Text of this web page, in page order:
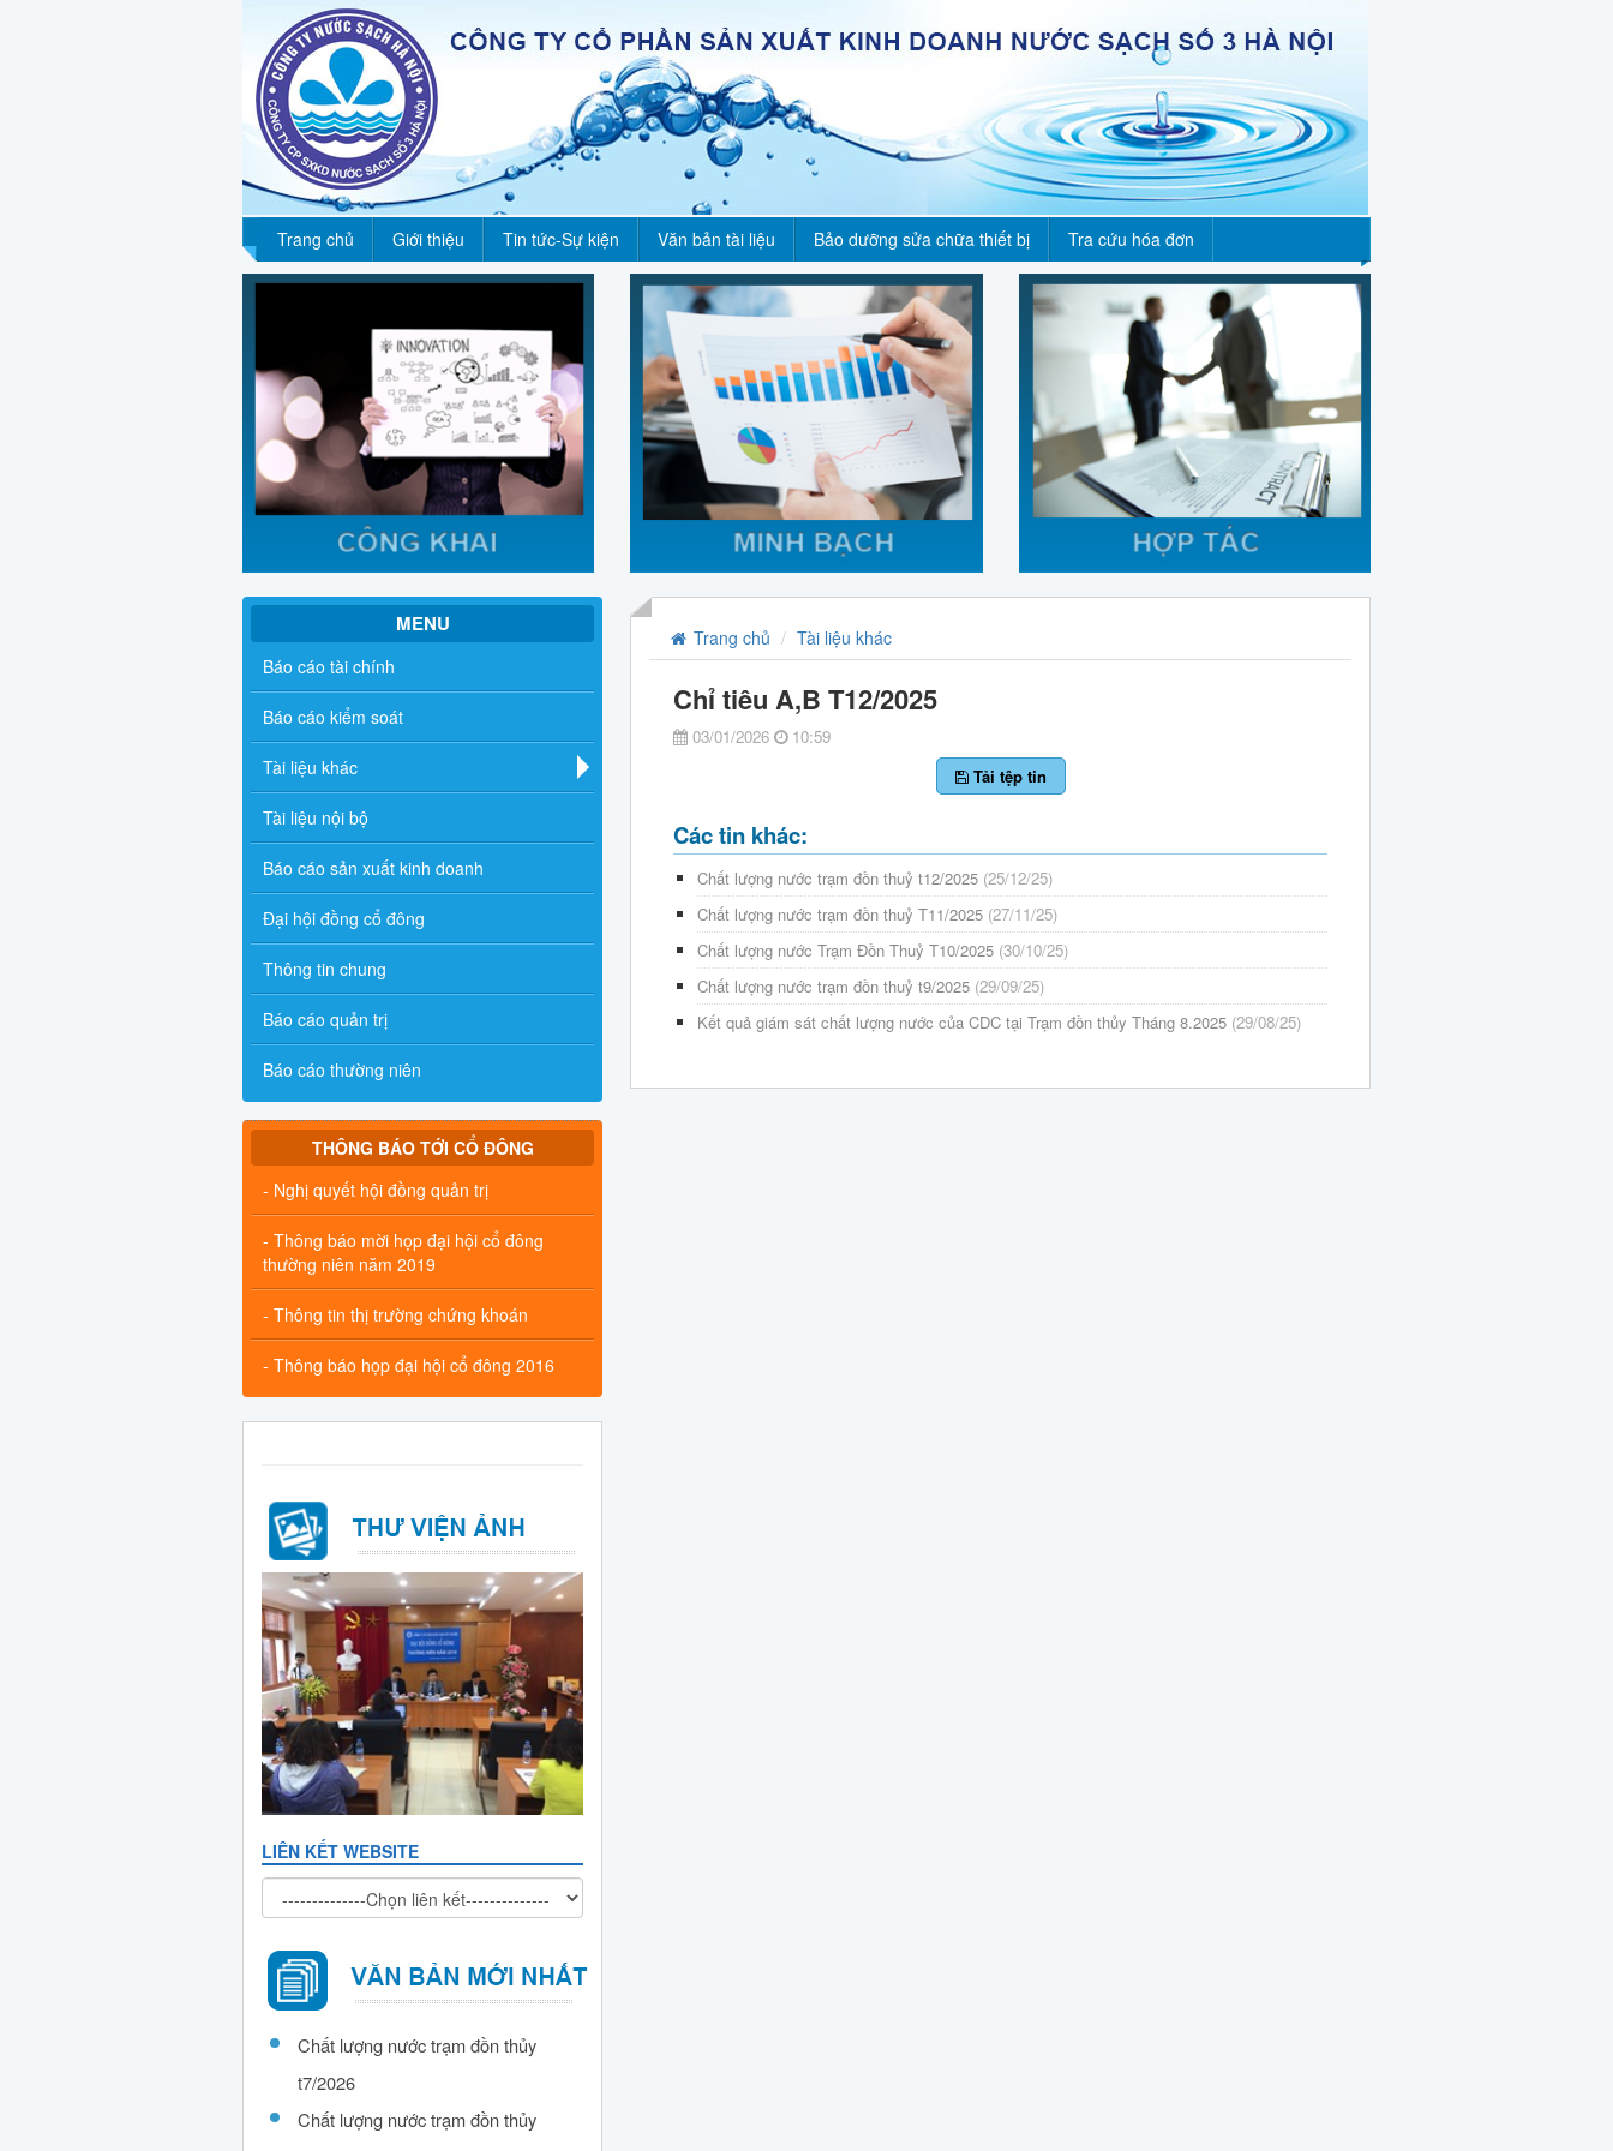
Trang chủ Giới thiệu Tin tức-Sự kiện Văn bản tài liệu Bảo dưỡng sửa chữa thiết bị Tra cứu hóa đơn
MENU
Báo cáo tài chính
Báo cáo kiểm soát
Tài liệu khác
Tài liệu nội bộ
Báo cáo sản xuất kinh doanh
Đại hội đồng cổ đông
Thông tin chung
Báo cáo quản trị
Báo cáo thường niên
THÔNG BÁO TỚI CỔ ĐÔNG
- Nghị quyết hội đồng quản trị
- Thông báo mời họp đại hội cổ đông
thường niên năm 2019
- Thông tin thị trường chứng khoán
- Thông báo họp đại hội cổ đông 2016
LIÊN KẾT WEBSITE
Chất lượng nước trạm đồn thủy
t7/2026
Chất lượng nước trạm đồn thủy
Trang chủ Tài liệu khác
Chỉ tiêu A,B T12/2025
03/01/2026 10:59
Tải tệp tin
Các tin khác:
Chất lượng nước trạm đồn thuỷ t12/2025 (25/12/25)
Chất lượng nước trạm đồn thuỷ T11/2025 (27/11/25)
Chất lượng nước Trạm Đồn Thuỷ T10/2025 (30/10/25)
Chất lượng nước trạm đồn thuỷ t9/2025 (29/09/25)
Kết quả giám sát chất lượng nước của CDC tại Trạm đồn thủy Tháng 8.2025 (29/08/25)